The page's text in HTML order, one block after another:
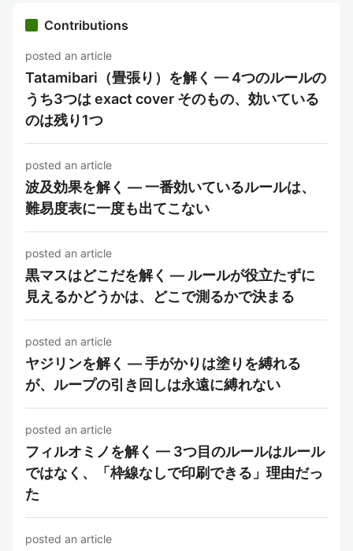
Contributions
posted an article
Tatamibari（畳張り）を解く — 4つのルールの
うち3つは exact cover そのもの、効いている
のは残り1つ
posted an article
波及効果を解く — 一番効いているルールは、
難易度表に一度も出てこない
posted an article
黒マスはどこだを解く — ルールが役立たずに
見えるかどうかは、どこで測るかで決まる
posted an article
ヤジリンを解く — 手がかりは塗りを縛れる
が、ループの引き回しは永遠に縛れない
posted an article
フィルオミノを解く — 3つ目のルールはルール
ではなく、「枠線なしで印刷できる」理由だっ
た
posted an article